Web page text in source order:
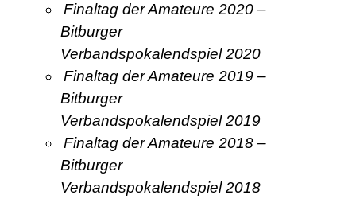
Finaltag der Amateure 2020 –
Bitburger
Verbandspokalendspiel 2020
Finaltag der Amateure 2019 –
Bitburger
Verbandspokalendspiel 2019
Finaltag der Amateure 2018 –
Bitburger
Verbandspokalendspiel 2018